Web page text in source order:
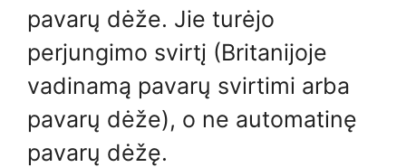
pavarų dėže. Jie turėjo
perjungimo svirtį (Britanijoje
vadinamą pavarų svirtimi arba
pavarų dėže), o ne automatinę
pavarų dėžę.